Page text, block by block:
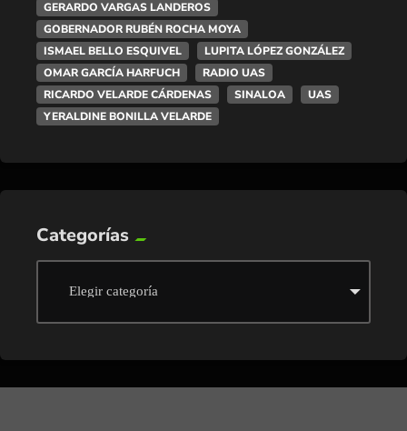
GERARDO VARGAS LANDEROS
GOBERNADOR RUBÉN ROCHA MOYA
ISMAEL BELLO ESQUIVEL
LUPITA LÓPEZ GONZÁLEZ
OMAR GARCÍA HARFUCH
RADIO UAS
RICARDO VELARDE CÁRDENAS
SINALOA
UAS
YERALDINE BONILLA VELARDE
Categorías